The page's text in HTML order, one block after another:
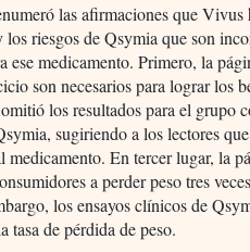
las afirmaciones que Vivus
riesgos de Qsymia que son
ese medicamento. Primero, la
son necesarios para lograr los
los resultados para el grupo
sugiriendo a los lectores
medicamento. En tercer lugar, la
a perder peso tres
los ensayos clínicos de
tasa de pérdida de peso.